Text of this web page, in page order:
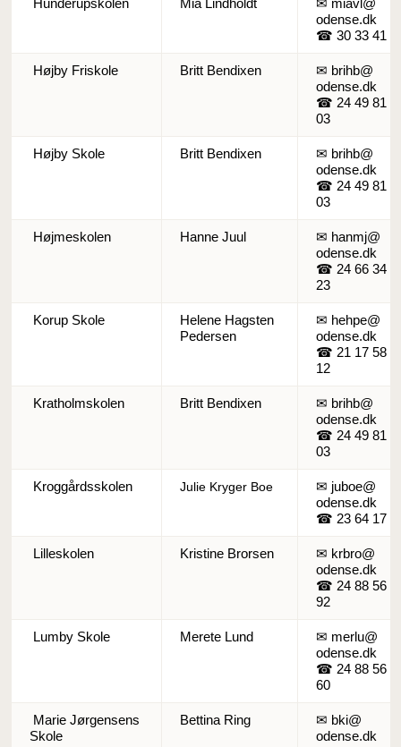
Hunderupskolen Mia Lindholdt
✉ miavl@
odense.dk
☎ 30 33 41
Højby Friskole Britt Bendixen
✉ brihb@
odense.dk
☎ 24 49 81
03
Højby Skole Britt Bendixen
✉ brihb@
odense.dk
☎ 24 49 81
03
Højmeskolen Hanne Juul
✉ hanmj@
odense.dk
☎ 24 66 34
23
Korup Skole
Helene Hagsten
Pedersen
✉ hehpe@
odense.dk
☎ 21 17 58
12
Kratholmskolen Britt Bendixen
✉ brihb@
odense.dk
☎ 24 49 81
03
Kroggårdsskolen Julie Kryger Boe
✉ juboe@
odense.dk
☎ 23 64 17
Lilleskolen Kristine Brorsen
✉ krbro@
odense.dk
☎ 24 88 56
92
Lumby Skole Merete Lund
✉ merlu@
odense.dk
☎ 24 88 56
60
Marie Jørgensens
Skole
Bettina Ring
✉ bki@
odense.dk